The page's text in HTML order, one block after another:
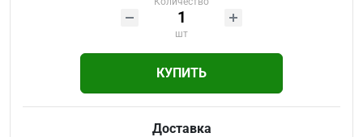
шт
КУПИТЬ
Доставка